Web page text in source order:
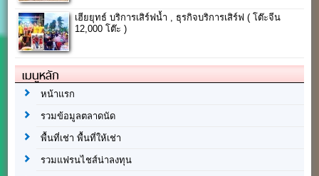
เฮียยุทธ์ บริการเสิร์ฟน้ำ , ธุรกิจบริการเสิร์ฟ ( โต๊ะจีน
12,000 โต๊ะ )
เมนูหลัก
หน้าแรก
รวมข้อมูลตลาดนัด
พื้นที่เช่า พื้นที่ให้เช่า
รวมแฟรนไชส์น่าลงทุน